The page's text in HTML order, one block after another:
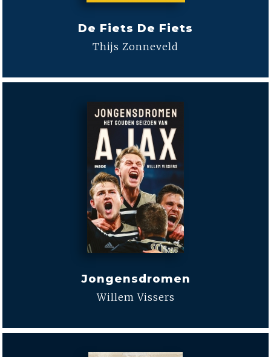
De Fiets De Fiets
Thijs Zonneveld
Jongensdromen
Willem Vissers